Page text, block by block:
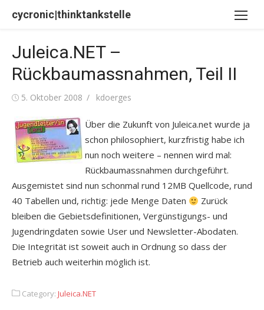
cycronic|thinktankstelle
Juleica.NET –
Rückbaumassnahmen, Teil II
Posted
5. Oktober 2008 Author
kdoerges
Über die Zukunft von Juleica.net wurde ja
schon philosophiert, kurzfristig habe ich
nun noch weitere – nennen wird mal:
Rückbaumassnahmen durchgeführt.
Ausgemistet sind nun schonmal rund 12MB Quellcode, rund
40 Tabellen und, richtig: jede Menge Daten
Zurück
bleiben die Gebietsdefinitionen, Vergünstigungs- und
Jugendringdaten sowie User und Newsletter-Abodaten.
Die Integrität ist soweit auch in Ordnung so dass der
Betrieb auch weiterhin möglich ist.
Category: Juleica.NET